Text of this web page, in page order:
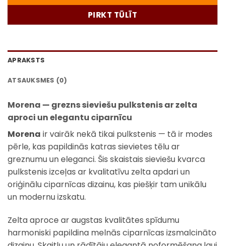
PIRKT TŪLĪT
APRAKSTS
ATSAUKSMES (0)
Morena — grezns sieviešu pulkstenis ar zelta
aproci un elegantu ciparnīcu
Morena ir vairāk nekā tikai pulkstenis — tā ir modes
pērle, kas papildinās katras sievietes tēlu ar
greznumu un eleganci. Šis skaistais sieviešu kvarca
pulkstenis izceļas ar kvalitatīvu zelta apdari un
oriģinālu ciparnīcas dizainu, kas piešķir tam unikālu
un modernu izskatu.
Zelta aproce ar augstas kvalitātes spīdumu
harmoniski papildina melnās ciparnīcas izsmalcināto